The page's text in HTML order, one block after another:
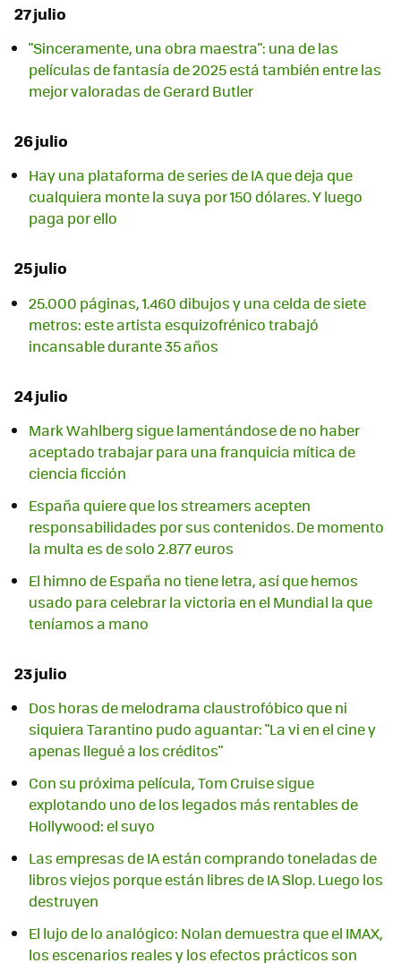
27 julio
"Sinceramente, una obra maestra": una de las
películas de fantasía de 2025 está también entre las
mejor valoradas de Gerard Butler
26 julio
Hay una plataforma de series de IA que deja que
cualquiera monte la suya por 150 dólares. Y luego
paga por ello
25 julio
25.000 páginas, 1.460 dibujos y una celda de siete
metros: este artista esquizofrénico trabajó
incansable durante 35 años
24 julio
Mark Wahlberg sigue lamentándose de no haber
aceptado trabajar para una franquicia mítica de
ciencia ficción
España quiere que los streamers acepten
responsabilidades por sus contenidos. De momento
la multa es de solo 2.877 euros
El himno de España no tiene letra, así que hemos
usado para celebrar la victoria en el Mundial la que
teníamos a mano
23 julio
Dos horas de melodrama claustrofóbico que ni
siquiera Tarantino pudo aguantar: "La vi en el cine y
apenas llegué a los créditos"
Con su próxima película, Tom Cruise sigue
explotando uno de los legados más rentables de
Hollywood: el suyo
Las empresas de IA están comprando toneladas de
libros viejos porque están libres de IA Slop. Luego los
destruyen
El lujo de lo analógico: Nolan demuestra que el IMAX,
los escenarios reales y los efectos prácticos son